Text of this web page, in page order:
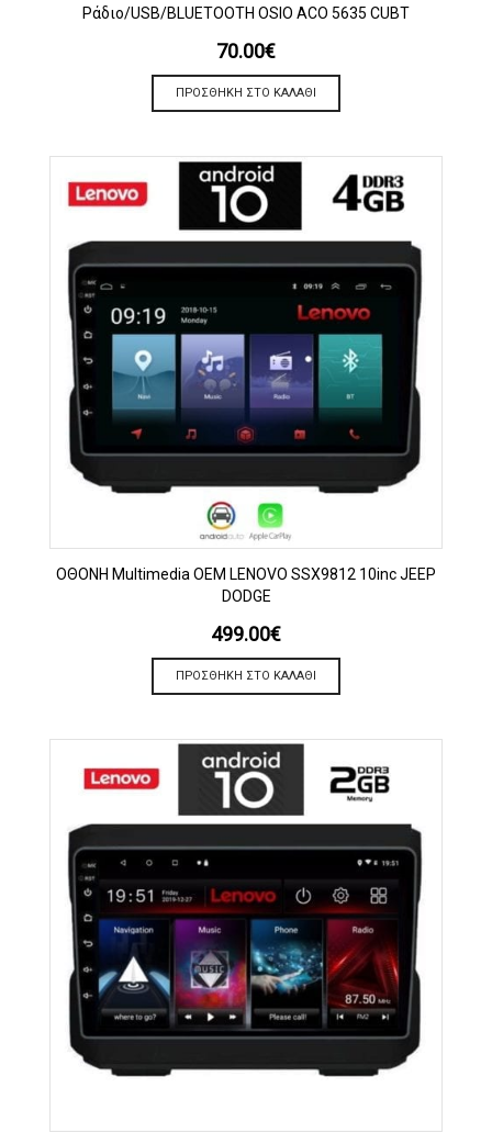
Ράδιο/USB/BLUETOOTH OSIO ACO 5635 CUBT
70.00€
ΠΡΟΣΘΉΚΗ ΣΤΟ ΚΑΛΆΘΙ
OΘΟΝΗ Multimedia OEM LENOVO SSX9812 10inc JEEP
DODGE
499.00€
ΠΡΟΣΘΉΚΗ ΣΤΟ ΚΑΛΆΘΙ